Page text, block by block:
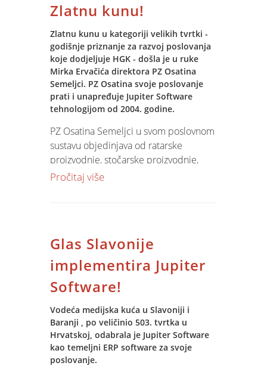
Zlatnu kunu!
Zlatnu kunu u kategoriji velikih tvrtki -
godišnje priznanje za razvoj poslovanja
koje dodjeljuje HGK - došla je u ruke
Mirka Ervačića direktora PZ Osatina
Semeljci. PZ Osatina svoje poslovanje
prati i unapređuje Jupiter Software
tehnologijom od 2004. godine.
PZ Osatina Semeljci u svom poslovnom
sustavu objedinjava od ratarske
proizvodnje, stočarske proizvodnje,
proizvodnje mlijeka, tvornice stočne
informativni prostor u realnom
vremenu.
Radujemo se poslovnom uspjehu naših
njihovom uspjehu!
Pročitaj više
Glas Slavonije
implementira Jupiter
Software!
Vodeća medijska kuća u Slavoniji i
Baranji , po veličinio 503. tvrtka u
Hrvatskoj, odabrala je Jupiter Software
kao temeljni ERP software za svoje
poslovanje.